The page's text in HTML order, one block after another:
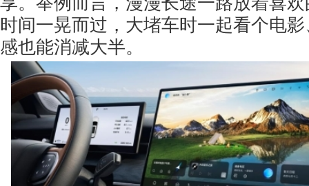
时间一晃而过，大堵车时一起看个电
感也能消减大半。